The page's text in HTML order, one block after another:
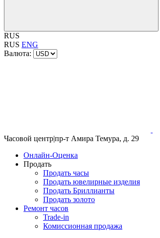
RUS
RUS ENG
Валюта:
Часовой центр|пр-т Амира Темура, д. 29
Онлайн-Оценка
Продать
Продать часы
Продать ювелирные изделия
Продать Бриллианты
Продать золото
Ремонт часов
Trade-in
Комиссионная продажа